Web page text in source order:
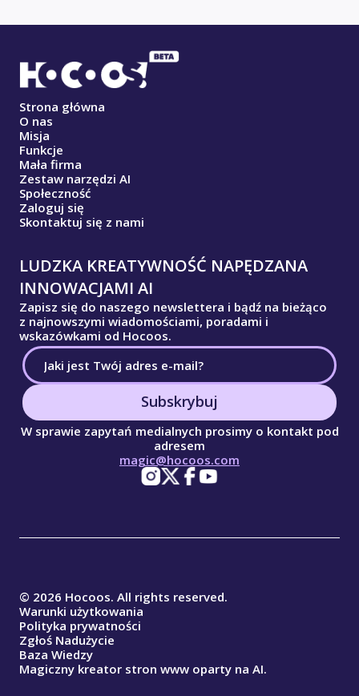
Strona główna
O nas
Misja
Funkcje
Mała firma
Zestaw narzędzi AI
Społeczność
Zaloguj się
Skontaktuj się z nami
LUDZKA KREATYWNOŚĆ NAPĘDZANA
INNOWACJAMI AI
Zapisz się do naszego newslettera i bądź na bieżąco
z najnowszymi wiadomościami, poradami i
wskazówkami od Hocoos.
Subskrybuj
W sprawie zapytań medialnych prosimy o kontakt pod
adresem
magic@hocoos.com
© 2026 Hocoos. All rights reserved.
Warunki użytkowania
Polityka prywatności
Zgłoś Nadużycie
Baza Wiedzy
Magiczny kreator stron www oparty na AI.